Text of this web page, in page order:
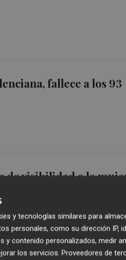
fallece a los 93
da visibilidad a la
y tecnologías similares para
personales, como su dirección IP,
y contenido personalizados, medir
los servicios. Proveedores de